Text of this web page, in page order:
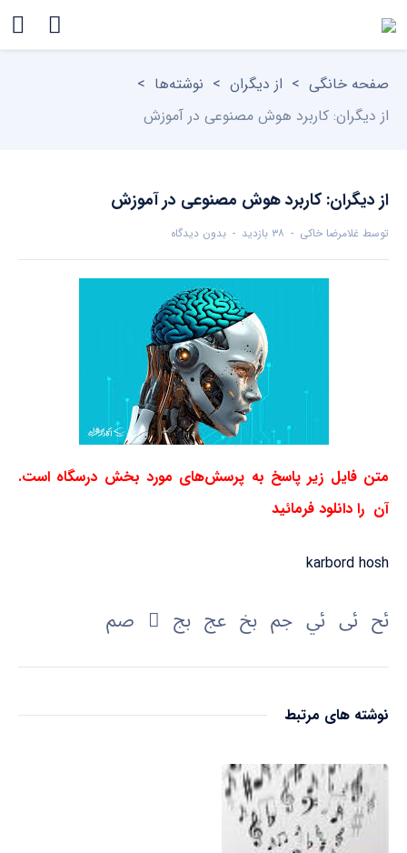
صفحه خانگی > از دیگران > نوشته‌ها >
از دیگران: کاربرد هوش مصنوعی در آموزش
از دیگران: کاربرد هوش مصنوعی در آموزش
توسط غلامرضا خاکی ۳۸ بازدید بدون دیدگاه
متن فایل زیر پاسخ به پرسش‌های مورد بخش درسگاه است.
آن را دانلود فرمائید
karbord hosh
نوشته های مرتبط